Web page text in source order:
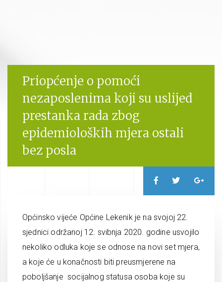
Priopćenje o pomoći
nezaposlenima koji su uslijed
prestanka rada zbog
epidemioloških mjera ostali
bez posla
Općinsko vijeće Općine Lekenik je na svojoj 22.
sjednici održanoj 12. svibnja 2020. godine usvojilo
nekoliko odluka koje se odnose na novi set mjera,
a koje će u konačnosti biti preusmjerene na
poboljšanje socijalnog statusa osoba koje su